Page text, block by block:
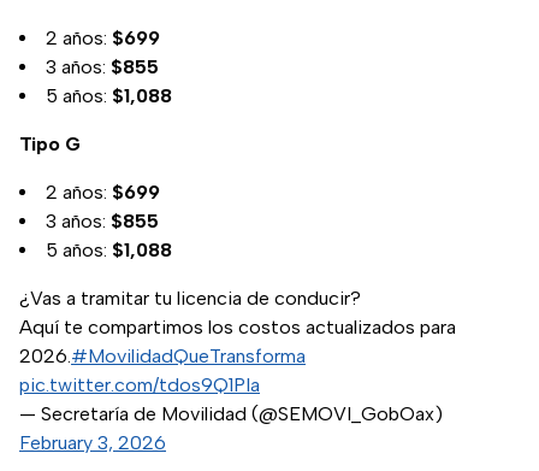
2 años: $699
3 años: $855
5 años: $1,088
Tipo G
2 años: $699
3 años: $855
5 años: $1,088
¿Vas a tramitar tu licencia de conducir?
Aquí te compartimos los costos actualizados para
2026.#MovilidadQueTransforma
pic.twitter.com/tdos9Q1PIa
— Secretaría de Movilidad (@SEMOVI_GobOax)
February 3, 2026